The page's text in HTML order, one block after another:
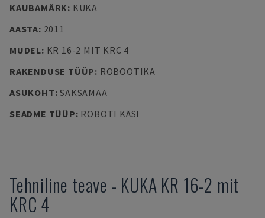
KAUBAMÄRK: KUKA
AASTA: 2011
MUDEL: KR 16-2 MIT KRC 4
RAKENDUSE TÜÜP: ROBOOTIKA
ASUKOHT:SAKSAMAA
SEADME TÜÜP: ROBOTI KÄSI
Tehniline teave - KUKA KR 16-2 mit
KRC 4